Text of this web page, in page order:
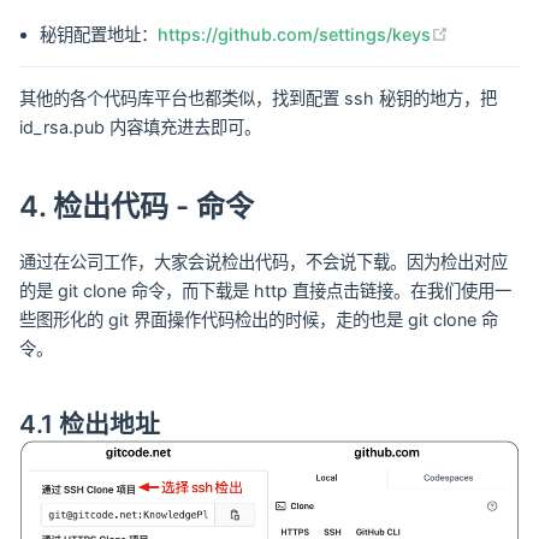
秘钥配置地址： https://github.com/settings/keys
其他的各个代码库平台也都类似，找到配置 ssh 秘钥的地方，把
id_rsa.pub 内容填充进去即可。
4. 检出代码 - 命令
通过在公司工作，大家会说检出代码，不会说下载。因为检出对应
的是 git clone 命令，而下载是 http 直接点击链接。在我们使用一
些图形化的 git 界面操作代码检出的时候，走的也是 git clone 命
令。
4.1 检出地址